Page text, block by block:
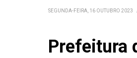
SEGUNDA-FEIRA, 16 OUTUBRO 2023
Prefeitura